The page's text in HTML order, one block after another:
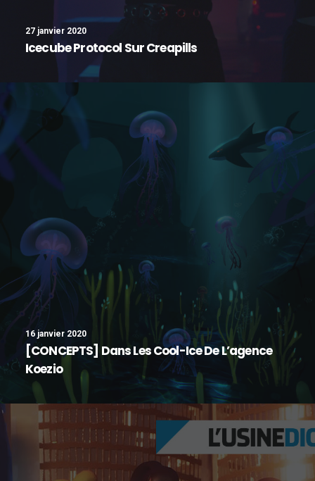
27 janvier 2020
Icecube Protocol Sur Creapills
16 janvier 2020
[CONCEPTS] Dans Les Cool-Ice De L’agence
Koezio